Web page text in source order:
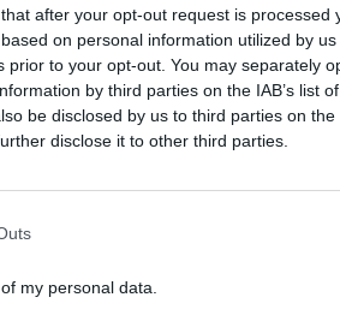
after your opt-out request is processed
on personal information utilized by
prior to your opt-out. You may separately
by third parties on the IAB’s list
be disclosed by us to third parties on the
disclose it to other third parties.
my personal data.